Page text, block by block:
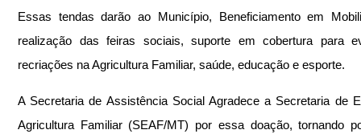
Essas tendas darão ao Município, Beneficiamento em
realização das feiras sociais, suporte em cobertura para
recriações na Agricultura Familiar, saúde, educação e esporte.
A Secretaria de Assistência Social Agradece a Secretaria de
Agricultura Familiar (SEAF/MT) por essa doação, tornando